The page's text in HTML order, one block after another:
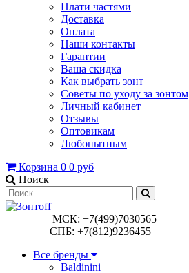
Плати частями
Доставка
Оплата
Наши контакты
Гарантии
Ваша скидка
Как выбрать зонт
Советы по уходу за зонтом
Личный кабинет
Отзывы
Оптовикам
Любопытным
Корзина 0 0 руб
Поиск
МСК: +7(499)7030565
СПБ: +7(812)9236455
Все бренды
Baldinini